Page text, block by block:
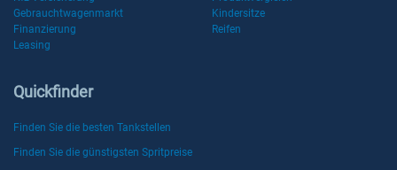
Gebrauchtwagenmarkt
Kindersitze
Finanzierung
Reifen
Leasing
Quickfinder
Finden Sie die besten Tankstellen
Finden Sie die günstigsten Spritpreise